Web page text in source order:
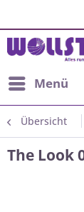
Menü
Übersicht
The Look